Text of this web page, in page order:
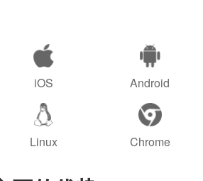
iOS Android
Linux Chrome